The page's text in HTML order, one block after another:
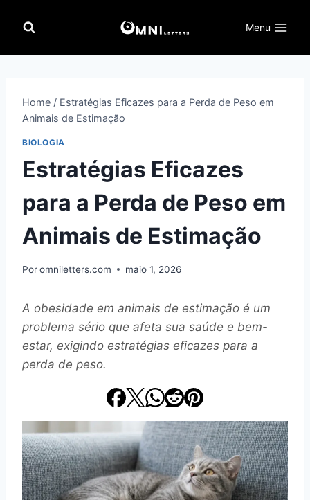
para
Menu
Home / Estratégias Eficazes para a Perda de Peso em
Animais de Estimação
BIOLOGIA
Estratégias Eficazes
para a Perda de Peso em
Animais de Estimação
Poromniletters.com maio 1, 2026
A obesidade em animais de estimação é um
problema sério que afeta sua saúde e bem-
estar, exigindo estratégias eficazes para a
perda de peso.